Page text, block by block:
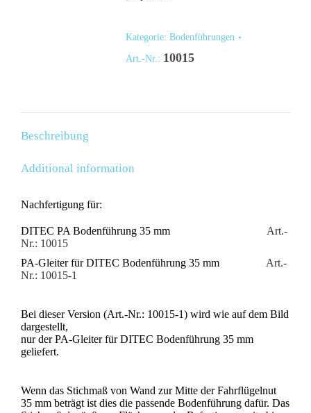
Kategorie: Bodenführungen
Art.-Nr.: 10015
Beschreibung
Additional information
Nachfertigung für:
DITEC PA Bodenführung 35 mm Art.-
Nr.: 10015
PA-Gleiter für DITEC Bodenführung 35 mm
Art.-
Nr.: 10015-1
Bei dieser Version (Art.-Nr.: 10015-1) wird wie auf dem Bild
dargestellt,
nur der PA-Gleiter für DITEC Bodenführung 35 mm
geliefert.
Wenn das Stichmaß von Wand zur Mitte der Fahrflügelnut
35 mm beträgt ist dies die passende Bodenführung dafür. Das